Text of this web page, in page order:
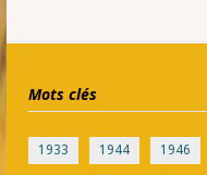
Mots clés
1933 1944 1946